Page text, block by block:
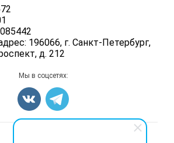
196066, г. Санкт-Петербург,
д. 212
Грибы
Оборудование
Карта объявлений
Мы в соцсетях: